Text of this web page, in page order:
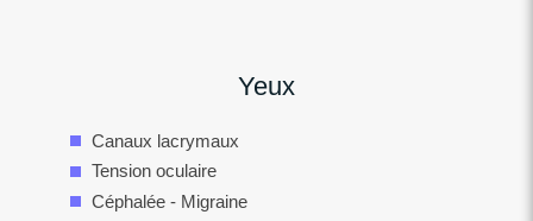
Yeux
Canaux lacrymaux
Tension oculaire
Céphalée - Migraine